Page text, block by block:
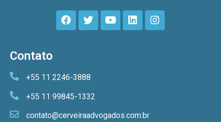
Contato
+55 11 2246-3888
+55 11 99845-1332
contato@cerveiraadvogados.com.br